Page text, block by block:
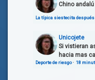
Chino
La típica siestecita
Unicojete
Si vistieran
hacia mas
Deporte de riesgo· 18